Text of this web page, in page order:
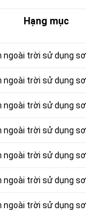
Hạng mục
ngoài trời sử dụng
ngoài trời sử dụng
ngoài trời sử dụng
ngoài trời sử dụng
ngoài trời sử dụng
ngoài trời sử dụng
ngoài trời sử dụng